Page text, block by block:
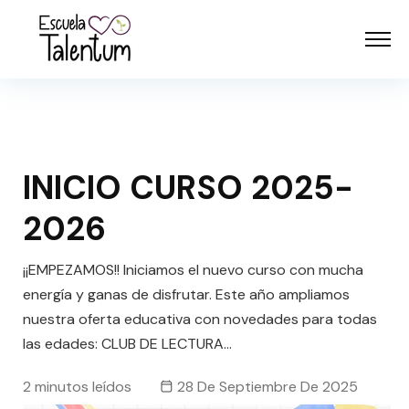
INICIO CURSO 2025-
2026
¡¡EMPEZAMOS!! Iniciamos el nuevo curso con mucha
energía y ganas de disfrutar. Este año ampliamos
nuestra oferta educativa con novedades para todas
las edades: CLUB DE LECTURA…
2 minutos leídos 28 De Septiembre De 2025